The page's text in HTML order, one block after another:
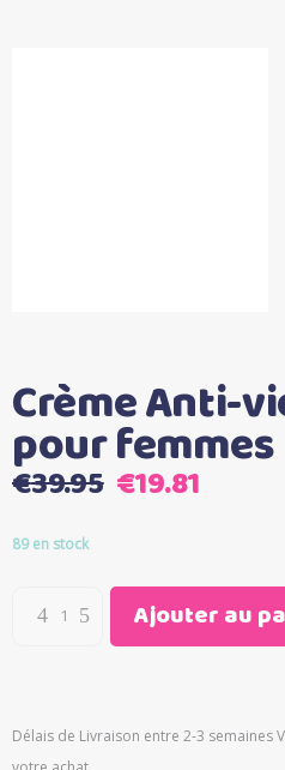
Crème Anti-
pour femmes
€39.95 Le
était :
€39.95.
€19.81
est :
89 en stock
Ajouter au
Délais de Livraison entre 2-3 semaines